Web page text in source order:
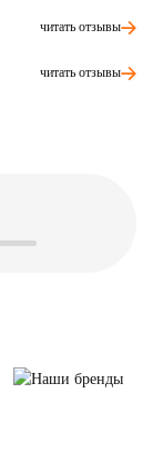
читать отзывы
читать отзывы